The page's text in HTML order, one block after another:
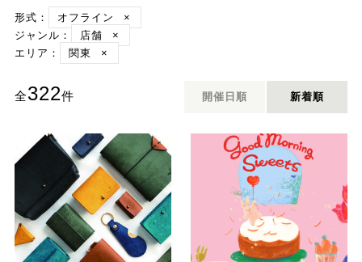
形式：
オフライン
×
ジャンル：
店舗
×
エリア：
関東 ×
全322件 開催日順 新着順